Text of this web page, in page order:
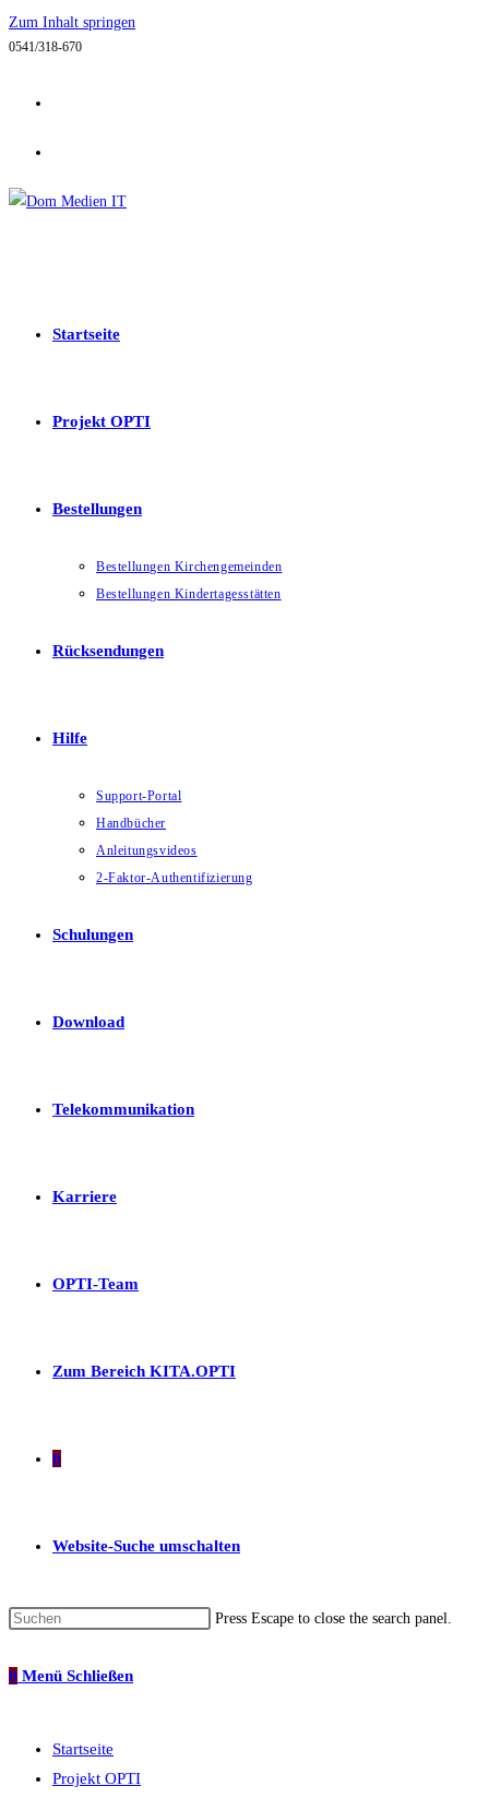
Zum Inhalt springen
0541/318-670
Startseite
Projekt OPTI
Bestellungen
Bestellungen Kirchengemeinden
Bestellungen Kindertagesstätten
Rücksendungen
Hilfe
Support-Portal
Handbücher
Anleitungsvideos
2-Faktor-Authentifizierung
Schulungen
Download
Telekommunikation
Karriere
OPTI-Team
Zum Bereich KITA.OPTI
0
Website-Suche umschalten
Press Escape to close the search panel.
0 Menü Schließen
Startseite
Projekt OPTI